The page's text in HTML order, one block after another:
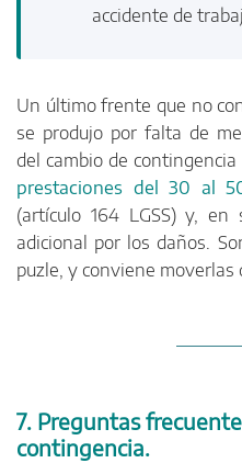
accidente de
Un último frente que no
se produjo por falta de
del cambio de contingencia
prestaciones del 30 al
(artículo 164 LGSS) y, en
adicional por los daños.
puzle, y conviene moverlas
7. Preguntas
contingencia.